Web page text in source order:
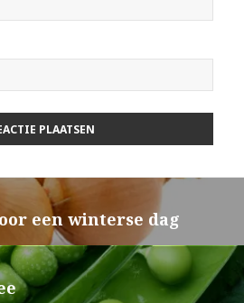
een winterse dag